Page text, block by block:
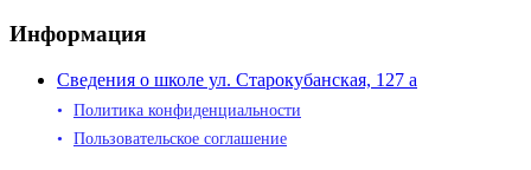
Информация
Сведения о школе ул. Старокубанская, 127 а
Политика конфиденциальности
Пользовательское соглашение